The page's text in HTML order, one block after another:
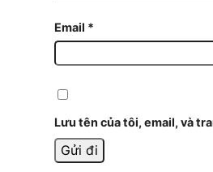
Email *
Lưu tên của tôi, email, và